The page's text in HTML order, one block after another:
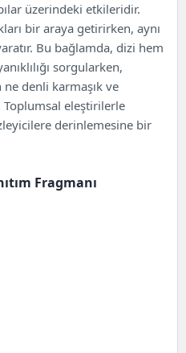
üzerindeki etkileridir.
bir araya getirirken, aynı
Bu bağlamda, dizi hem
sorgularken,
denli karmaşık ve
eleştirilerle
derinlemesine bir
Fragmanı